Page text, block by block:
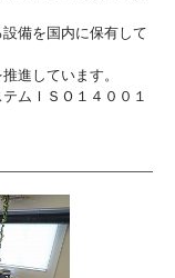
備を国内に保有して
進しています。
ムＩＳＯ１４００１